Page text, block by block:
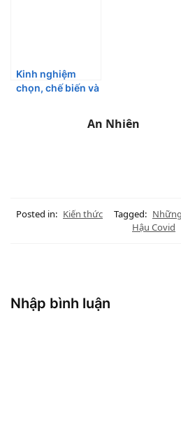
Kinh nghiệm
chọn, chế biến và
An Nhiên
Posted in: Kiến thức Tagged:
Hậu Covid
Nhập bình luận